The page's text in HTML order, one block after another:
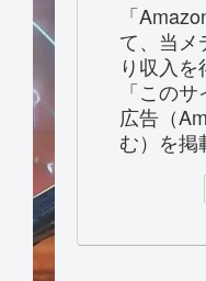
「
て、当メ
り収入を
「この
広告（
む）を掲